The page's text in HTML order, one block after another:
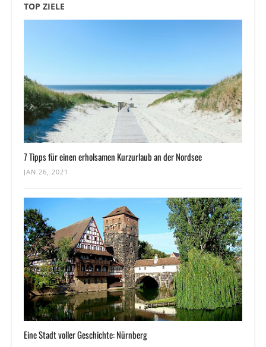
TOP ZIELE
7 Tipps für einen erholsamen Kurzurlaub an der Nordsee
JAN 26, 2021
Eine Stadt voller Geschichte: Nürnberg